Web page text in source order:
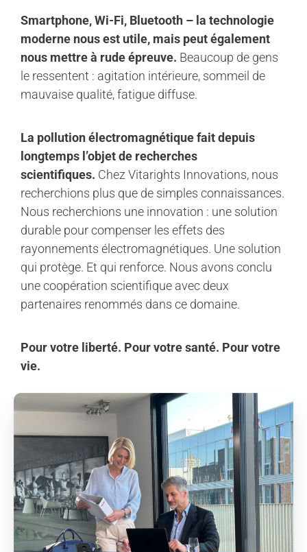
Smartphone, Wi-Fi, Bluetooth – la technologie
moderne nous est utile, mais peut également
nous mettre à rude épreuve. Beaucoup de gens
le ressentent : agitation intérieure, sommeil de
mauvaise qualité, fatigue diffuse.
La pollution électromagnétique fait depuis
longtemps l’objet de recherches
scientifiques. Chez Vitarights Innovations, nous
recherchions plus que de simples connaissances.
Nous recherchions une innovation : une solution
durable pour compenser les effets des
rayonnements électromagnétiques. Une solution
qui protège. Et qui renforce. Nous avons conclu
une coopération scientifique avec deux
partenaires renommés dans ce domaine.
Pour votre liberté. Pour votre santé. Pour votre
vie.